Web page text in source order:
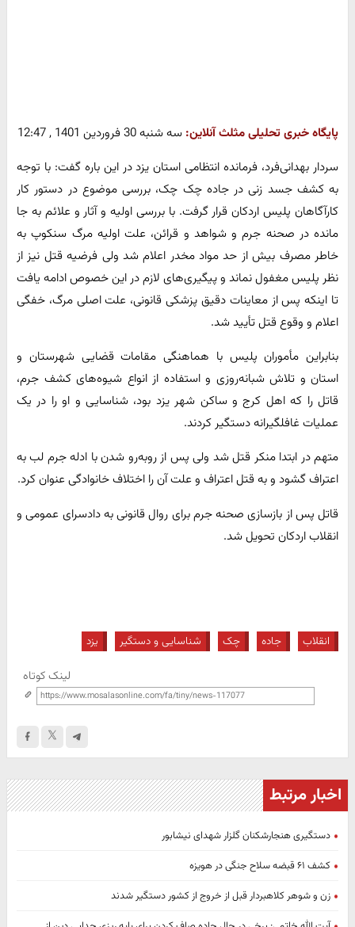
پایگاه خبری تحلیلی مثلث آنلاین: سه شنبه 30 فروردین 1401 , 12:47
سردار بهدانی‌فرد، فرمانده انتظامی استان یزد در این باره گفت: با توجه
به کشف جسد زنی در جاده چک چک، بررسی موضوع در دستور کار
کارآگاهان پلیس اردکان قرار گرفت. با بررسی اولیه و آثار و علائم به جا
مانده در صحنه جرم و شواهد و قرائن، علت اولیه مرگ سنکوپ به
خاطر مصرف بیش از حد مواد مخدر اعلام شد ولی فرضیه قتل نیز از
نظر پلیس مغفول نماند و پیگیری‌های لازم در این خصوص ادامه یافت
تا اینکه پس از معاینات دقیق پزشکی قانونی، علت اصلی مرگ، خفگی
اعلام و وقوع قتل تأیید شد.
بنابراین مأموران پلیس با هماهنگی مقامات قضایی شهرستان و
استان و تلاش شبانه‌روزی و استفاده از انواع شیوه‌های کشف جرم،
قاتل را که اهل کرج و ساکن شهر یزد بود، شناسایی و او را در یک
عملیات غافلگیرانه دستگیر کردند.
متهم در ابتدا منکر قتل شد ولی پس از روبه‌رو شدن با ادله جرم لب به
اعتراف گشود و به قتل اعتراف و علت آن را اختلاف خانوادگی عنوان کرد.
قاتل پس از بازسازی صحنه جرم برای روال قانونی به دادسرای عمومی و
انقلاب اردکان تحویل شد.
انقلاب جاده چک شناسایی و دستگیر یزد
لینک کوتاه
اخبار مرتبط
دستگیری هنجارشکنان گلزار شهدای نیشابور
کشف ۶۱ قبضه سلاح جنگی در هویزه
زن و شوهر کلاهبردار قبل از خروج از کشور دستگیر شدند